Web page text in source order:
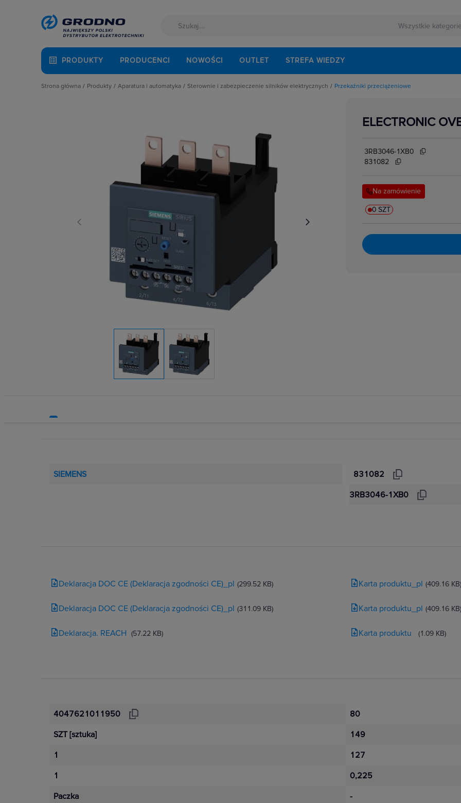
PRODUKTY PRODUCENCI NOWOŚCI OUTLET STREFA WIEDZY
Strona główna
Produkty
Kable i przewody
Ochrona odgromowa
Odzież ochronna i BHP
Osprzęt siłowy, przenośny
Oświetlenie
Rozdzielnice i obudowy
Stacje ładowania
Systemy bezpieczeństwa
Systemy HVAC
Technika grzewcza
Technika instalacyjna
Aparatura i automatyka
Aparatura średniego napięcia
Aparatura zasilająca
Automatyka przemysłowa
Czujniki i wyłączniki krańcowe
Elementy pasywne
Elementy sterowania i sygnalizacji
Optoelektronika
Przekaźniki
Rozłączniki i podstawy bezpiecznikowe
Wyłączniki, rozłączniki
Sterownie i zabezpieczenie silników elektrycznych
Obudowy do wyłączników silnikowych
Pozostałe akcesoria
Przekaźniki przeciążeniowe
Styczniki mocy AC
Styczniki mocy DC
Styczniki nawrotne
Styczniki pomocnicze
Styki pomocnicze
Styki pomocnicze ze zwłoką czasową
Przekaźniki przeciążeniowe
ELECTRONIC
3RB3046-1XB0
831082
Na zamówienie
0 SZT
SIEMENS
831082
3RB3046-1XB0
Deklaracja DOC CE (Deklaracja zgodności CE)_pl (299.52 KB)
Deklaracja DOC CE (Deklaracja zgodności CE)_pl (311.09 KB)
Deklaracja. REACH (57.22 KB)
Karta produktu_pl (409.16 KB)
Karta produktu_pl (409.16 KB)
Karta produktu (1.09 KB)
4047621011950
SZT [sztuka]
1
1
Paczka
80
149
127
0,225
-